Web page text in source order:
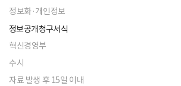
정보화·개인정보
정보공개청구서식
혁신경영부
수시
자료 발생 후 15일 이내